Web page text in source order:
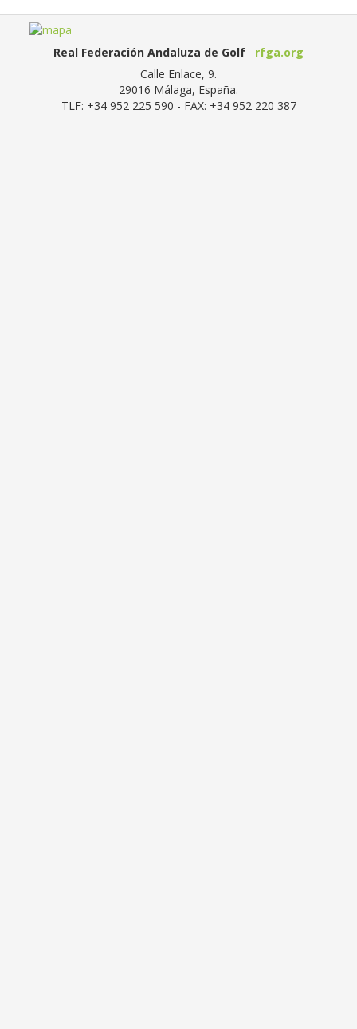
Real Federación Andaluza de Golf
rfga.org
Calle Enlace, 9.
29016 Málaga, España.
TLF: +34 952 225 590 - FAX: +34 952 220 387